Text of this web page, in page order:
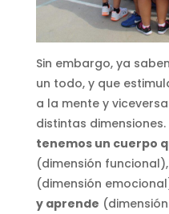
Sin embargo, ya
un todo, y que
a la mente y
distintas
tenemos un cuerpo
(dimensión funcional),
(dimensión
y aprende